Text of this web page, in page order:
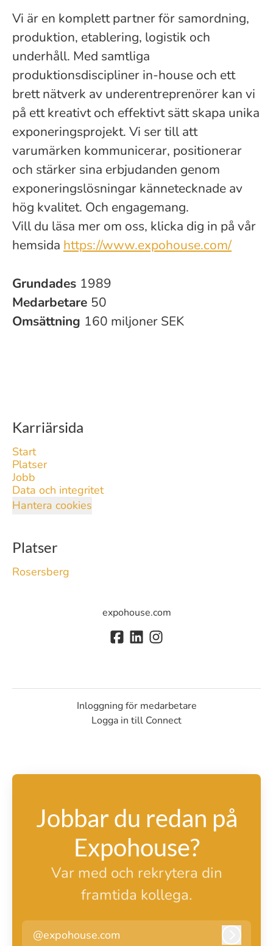
Vi är en komplett partner för samordning,
produktion, etablering, logistik och
underhåll. Med samtliga
produktionsdiscipliner in-house och ett
brett nätverk av underentreprenörer kan vi
på ett kreativt och effektivt sätt skapa unika
exponeringsprojekt. Vi ser till att
varumärken kommunicerar, positionerar
och stärker sina erbjudanden genom
exponeringslösningar kännetecknade av
hög kvalitet. Och engagemang.
Vill du läsa mer om oss, klicka dig in på vår
hemsida https://www.expohouse.com/
Grundades 1989
Medarbetare 50
Omsättning 160 miljoner SEK
Karriärsida
Start
Platser
Jobb
Data och integritet
Hantera cookies
Platser
Rosersberg
expohouse.com
Inloggning för medarbetare
Logga in till Connect
Jobbar du redan på
Expohouse?
Var med och rekrytera din
framtida kollega.
@expohouse.com